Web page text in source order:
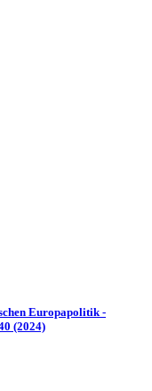
Europapolitik -
(2024)